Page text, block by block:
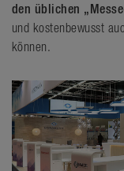
den üblichen
und kostenbewusst
können.